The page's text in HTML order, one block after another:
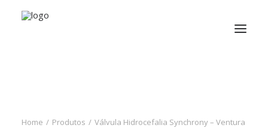
Home Produtos Válvula Hidrocefalia Synchrony – Ventura